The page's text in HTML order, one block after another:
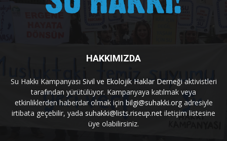
HAKKIMIZDA
Su Hakkı Kampanyası Sivil ve Ekolojik Haklar Derneği aktivistleri
tarafından yürütülüyor. Kampanyaya katılmak veya
etkinliklerden haberdar olmak için bilgi@suhakki.orgadresiyle
irtibata geçebilir, yada suhakki@lists.riseup.net iletişim listesine
üye olabilirsiniz.